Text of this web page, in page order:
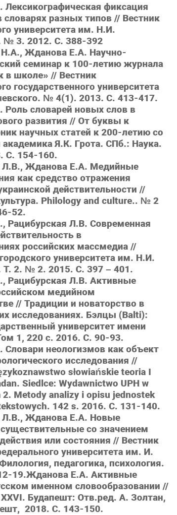
фиксация
словарях разных типов // Вестник
университета им. Н.И.
№ 3. 2012. С. 388-392
Жданова Е.А. Научно-
семинар к 100-летию журнала
в школе» // Вестник
государственного университета
№ 4(1). 2013. С. 413-417.
словарей новых слов в
развития // От буквы к
научных статей к 200-летию со
Я.К. Грота. СПб.: Наука.
С. 154-160.
Л.В., Жданова Е.А. Медийные
как средство отражения
действительности //
Philology and culture.. № 2
52.
Рацибурская Л.В. Современная
в
российских массмедиа //
университета им. Н.И.
Т. 2. № 2. 2015. С. 397 – 401.
Рацибурская Л.В. Активные
медийном
// Традиции и новаторство в
исследованиях. Бэлцы (Balti):
университет имени
1, 220 с. 2016. С. 90-93.
неологизмов как объект
исследования //
słowiańskie teoria I
Siedlce: Wydawnictwo UPH w
2. Metody analizy i opisu jednostek
142 s. 2016. С. 131-140.
Л.В., Жданова Е.А. Новые
со значением
или состояния // Вестник
университета им. И.
педагогика, психология.
19.Жданова Е.А. Активные
именном словообразовании //
Будапешт: Отв.ред. А. Золтан,
2018. С. 143-150.